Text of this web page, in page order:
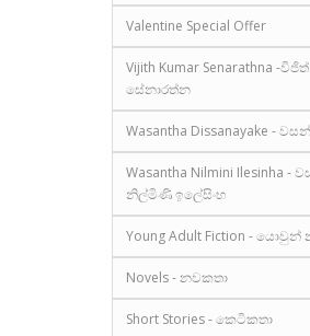
Valentine Special Offer
Vijith Kumar Senarathna -
සේනාරත්න
Wasantha Dissanayake -
Wasantha Nilmini Ilesinha -
නිල්මිණි ඉලේසිංහ
Young Adult Fiction - යොවුන්
Novels - නවකතා
Short Stories - කෙටිකතා